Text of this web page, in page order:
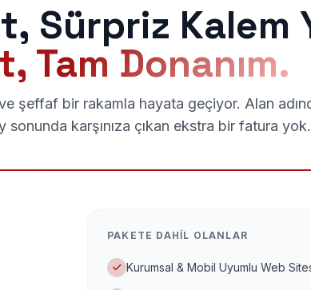
Sürpriz Kalem
Tam Donanım.
şeffaf bir rakamla hayata geçiyor. Alan
karşınıza çıkan ekstra bir fatura yok.
PAKETE DAHIL OLANLAR
Kurumsal & Mobil Uyumlu Web